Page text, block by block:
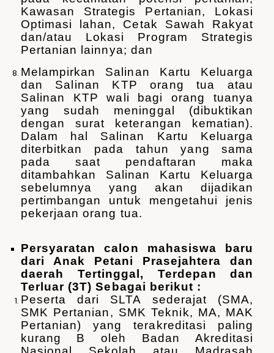
Kawasan Strategis Pertanian, Lokasi
Optimasi lahan, Cetak Sawah Rakyat
dan/atau Lokasi Program Strategis
Pertanian lainnya; dan
Melampirkan Salinan Kartu Keluarga
dan Salinan KTP orang tua atau
Salinan KTP wali bagi orang tuanya
yang sudah meninggal (dibuktikan
dengan surat keterangan kematian).
Dalam hal Salinan Kartu Keluarga
diterbitkan pada tahun yang sama
pada saat pendaftaran maka
ditambahkan Salinan Kartu Keluarga
sebelumnya yang akan dijadikan
pertimbangan untuk mengetahui jenis
pekerjaan orang tua.
Persyaratan calon mahasiswa baru
dari Anak Petani Prasejahtera dan
daerah Tertinggal, Terdepan dan
Terluar (3T) Sebagai berikut :
Peserta dari SLTA sederajat (SMA,
SMK Pertanian, SMK Teknik, MA, MAK
Pertanian) yang terakreditasi paling
kurang B oleh Badan Akreditasi